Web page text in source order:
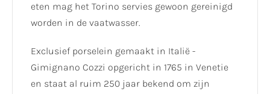
eten mag het Torino servies gewoon gereinigd
worden in de vaatwasser.
Exclusief porselein gemaakt in Italië -
Gimignano Cozzi opgericht in 1765 in Venetie
en staat al ruim 250 jaar bekend om zijn